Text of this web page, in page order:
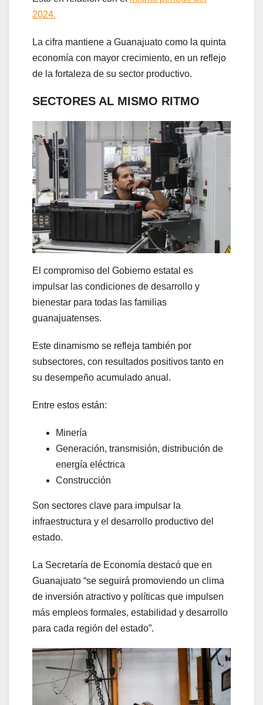
2024.
La cifra mantiene a Guanajuato como la quinta
economía con mayor crecimiento, en un reflejo
de la fortaleza de su sector productivo.
SECTORES AL MISMO RITMO
El compromiso del Gobierno estatal es
impulsar las condiciones de desarrollo y
bienestar para todas las familias
guanajuatenses.
Este dinamismo se refleja también por
subsectores, con resultados positivos tanto en
su desempeño acumulado anual.
Entre estos están:
Minería
Generación, transmisión, distribución de
energía eléctrica
Construcción
Son sectores clave para impulsar la
infraestructura y el desarrollo productivo del
estado.
La Secretaría de Economía destacó que en
Guanajuato “se seguirá promoviendo un clima
de inversión atractivo y políticas que impulsen
más empleos formales, estabilidad y desarrollo
para cada región del estado”.